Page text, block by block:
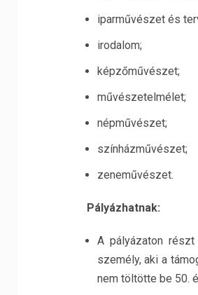
iparművészet és
irodalom;
képzőművészet;
művészetelmélet;
népművészet;
színházművészet;
zeneművészet.
Pályázhatnak:
A pályázaton
személy, aki a
nem töltötte be 50.